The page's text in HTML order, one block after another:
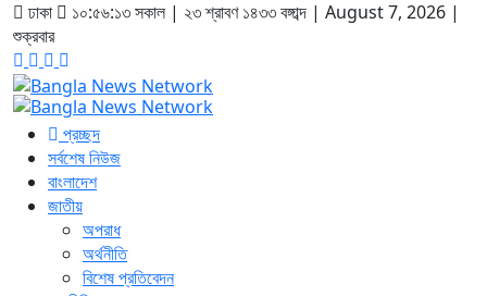
ঢাকা ১০:৫৬:১৩ সকাল | ২৩ শ্রাবণ ১৪৩৩ বঙ্গাব্দ | August 7, 2026 |
শুক্রবার
প্রচ্ছদ
সর্বশেষ নিউজ
বাংলাদেশ
জাতীয়
অপরাধ
অর্থনীতি
বিশেষ প্রতিবেদন